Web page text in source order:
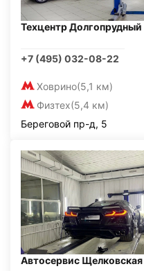
Техцентр Долгопрудный
+7 (495) 032-08-22
Ховрино(5,1 км)
Физтех(5,4 км)
Береговой пр-д, 5
Автосервис Щелковская